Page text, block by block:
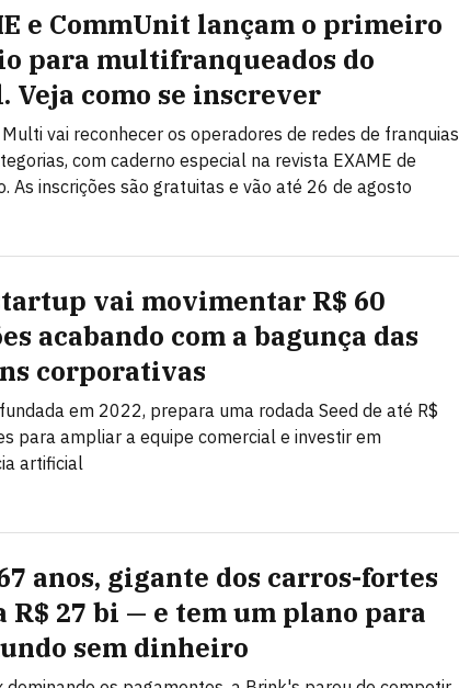
e CommUnit lançam o primeiro
para multifranqueados do
Veja como se inscrever
vai reconhecer os operadores de redes de franquias
com caderno especial na revista EXAME de
As inscrições são gratuitas e vão até 26 de agosto
vai movimentar R$ 60
acabando com a bagunça das
corporativas
em 2022, prepara uma rodada Seed de até R$
para ampliar a equipe comercial e investir em
artificial
anos, gigante dos carros-fortes
R$ 27 bi — e tem um plano para
sem dinheiro